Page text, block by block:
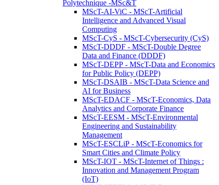
Polytechnique -MSc&T
MScT-AI-ViC - MScT-Artificial
Intelligence and Advanced Visual
Computing
MScT-CyS - MScT-Cybersecurity (CyS)
MScT-DDDF - MScT-Double Degree
Data and Finance (DDDF)
MScT-DEPP - MScT-Data and Economics
for Public Policy (DEPP)
MScT-DSAIB - MScT-Data Science and
AI for Business
MScT-EDACF - MScT-Economics, Data
Analytics and Corporate Finance
MScT-EESM - MScT-Environmental
Engineering and Sustainability
Management
MScT-ESCLiP - MScT-Economics for
Smart Cities and Climate Policy
MScT-IOT - MScT-Internet of Things :
Innovation and Management Program
(IoT)